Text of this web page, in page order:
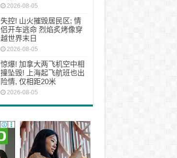
2026-08-05
失控! 山火摧毁居民区; 情
侣开车逃命 烈焰炙烤像穿
越世界末日
2026-08-05
惊爆! 加拿大两飞机空中相
撞坠毁! 上海起飞航班也出
险情, 仅相距20米
2026-08-05